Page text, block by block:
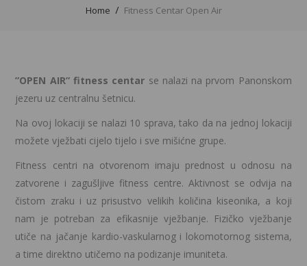
Home Fitness Centar Open Air
”OPEN AIR” fitness centar se nalazi na prvom Panonskom
jezeru uz centralnu šetnicu.
Na ovoj lokaciji se nalazi 10 sprava, tako da na jednoj lokaciji
možete vježbati cijelo tijelo i sve mišićne grupe.
Fitness centri na otvorenom imaju prednost u odnosu na
zatvorene i zagušljive fitness centre. Aktivnost se odvija na
čistom zraku i uz prisustvo velikih količina kiseonika, a koji
nam je potreban za efikasnije vježbanje. Fizičko vježbanje
utiče na jačanje kardio-vaskularnog i lokomotornog sistema,
a time direktno utičemo na podizanje imuniteta.